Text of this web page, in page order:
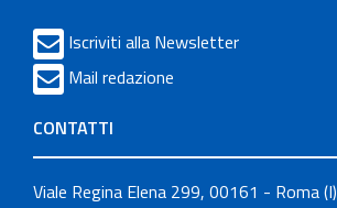
Iscriviti alla Newsletter
Mail redazione
CONTATTI
Viale Regina Elena 299, 00161 - Roma (I)